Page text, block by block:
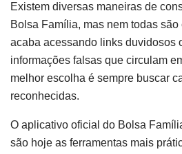
Existem diversas maneiras de
Bolsa Família, mas nem todas
acaba acessando links duvidosos
informações falsas que circulam
melhor escolha é sempre buscar
reconhecidas.
O aplicativo oficial do Bolsa
são hoje as ferramentas mais